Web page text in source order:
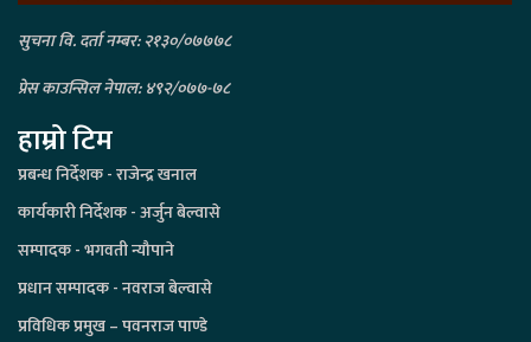
सुचना वि. दर्ता नम्बर: २१३०/०७७७८
प्रेस काउन्सिल नेपाल: ४९२/०७७-७८
हाम्रो टिम
प्रबन्ध निर्देशक - राजेन्द्र खनाल
कार्यकारी निर्देशक - अर्जुन बेल्वासे
सम्पादक - भगवती न्यौपाने
प्रधान सम्पादक - नवराज बेल्वासे
प्रविधिक प्रमुख – पवनराज पाण्डे